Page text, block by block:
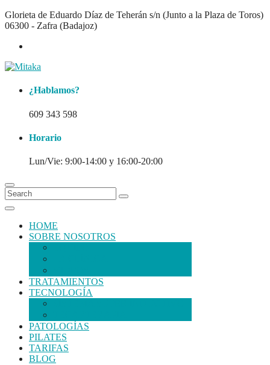
Glorieta de Eduardo Díaz de Teherán s/n (Junto a la Plaza de Toros)
06300 - Zafra (Badajoz)
¿Hablamos?
609 343 598
Horario
Lun/Vie: 9:00-14:00 y 16:00-20:00
HOME
SOBRE NOSOTROS
TRATAMIENTOS
TECNOLOGÍA
PATOLOGÍAS
PILATES
TARIFAS
BLOG